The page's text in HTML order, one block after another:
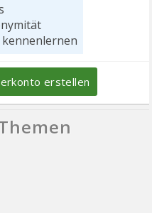
erstellen